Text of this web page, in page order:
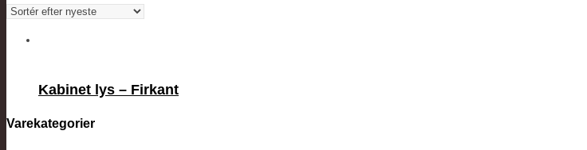
Kabinet lys – Firkant
Varekategorier